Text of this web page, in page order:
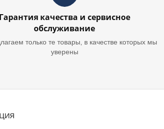
Гарантия качества и сервисное
обслуживание
только те товары, в качестве которых мы
уверены